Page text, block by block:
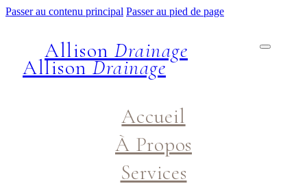
Passer au contenu principal Passer au pied de page
Allison Drainage
AllisonDrainage
Accueil
À Propos
Services